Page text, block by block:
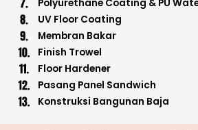
Polyurethane Coating & PU
UV Floor Coating
Membran Bakar
Finish Trowel
Floor Hardener
Pasang Panel Sandwich
Konstruksi Bangunan Baja